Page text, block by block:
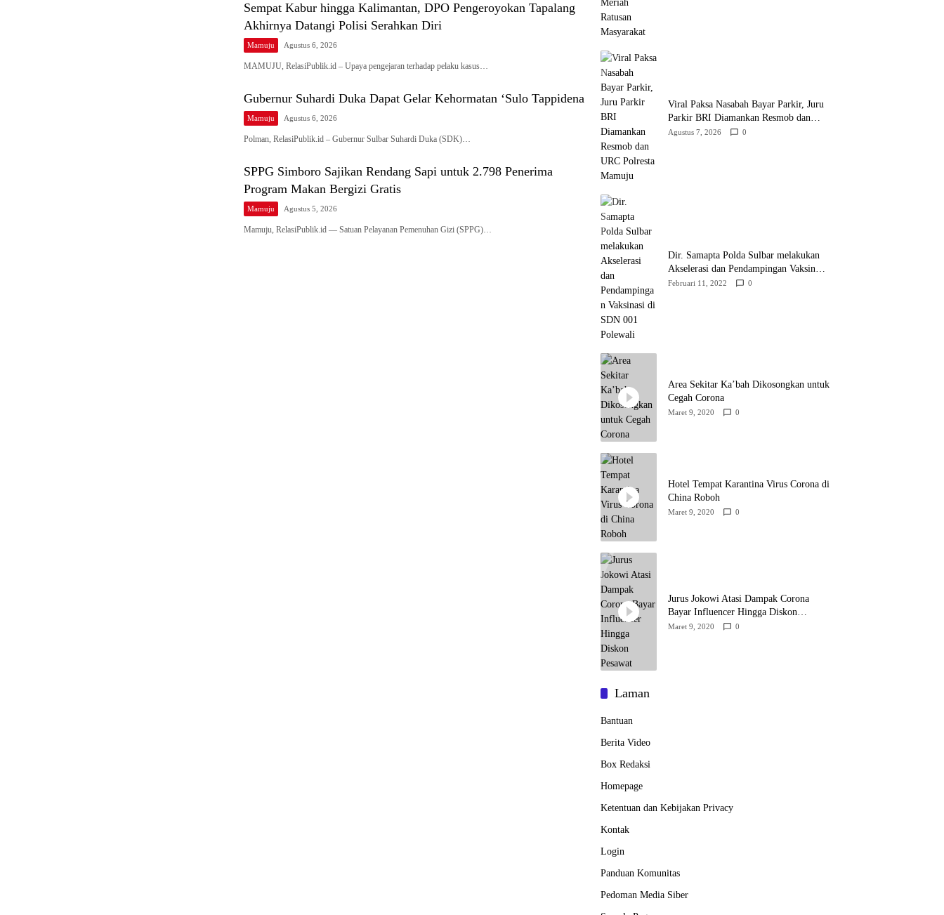
Sempat Kabur hingga Kalimantan, DPO Pengeroyokan Tapalang
Akhirnya Datangi Polisi Serahkan Diri
Mamuju Agustus 6, 2026
MAMUJU, RelasiPublik.id – Upaya pengejaran terhadap pelaku kasus…
Gubernur Suhardi Duka Dapat Gelar Kehormatan ‘Sulo Tappidena
Mamuju Agustus 6, 2026
Polman, RelasiPublik.id – Gubernur Sulbar Suhardi Duka (SDK)…
SPPG Simboro Sajikan Rendang Sapi untuk 2.798 Penerima
Program Makan Bergizi Gratis
Mamuju Agustus 5, 2026
Mamuju, RelasiPublik.id — Satuan Pelayanan Pemenuhan Gizi (SPPG)…
Viral Paksa Nasabah Bayar Parkir, Juru
Parkir BRI Diamankan Resmob dan
URC Polresta Mamuju
Agustus 7, 2026 0
Dir. Samapta Polda Sulbar melakukan
Akselerasi dan Pendampingan Vaksinasi
di SDN 001 Polewali
Februari 11, 2022 0
Area Sekitar Ka’bah Dikosongkan untuk
Cegah Corona
Maret 9, 2020 0
Hotel Tempat Karantina Virus Corona di
China Roboh
Maret 9, 2020 0
Jurus Jokowi Atasi Dampak Corona
Bayar Influencer Hingga Diskon
Pesawat
Maret 9, 2020 0
Laman
Bantuan
Berita Video
Box Redaksi
Homepage
Ketentuan dan Kebijakan Privacy
Kontak
Login
Panduan Komunitas
Pedoman Media Siber